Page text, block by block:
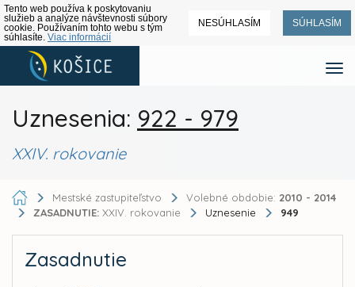
Tento web používa k poskytovaniu
služieb a analýze návštevnosti súbory
cookie. Používaním tohto webu s tým
súhlasíte. Viac informácií
NESÚHLASÍM SÚHLASÍM
Uznesenia: 922 - 979
XXIV. rokovanie
Mestské zastupiteľstvo Volebné obdobie: 2010 - 2014
ZASADNUTIE: XXIV. rokovanie Uznesenie 949
Zasadnutie